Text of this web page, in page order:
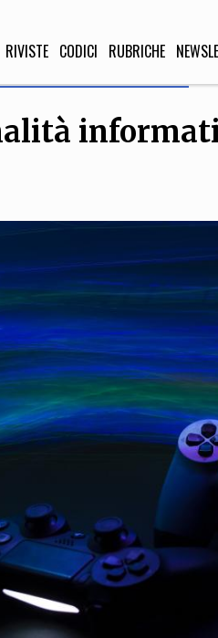
RIVISTE CODICI RUBRICHE
SOCIETÀ
STORIA E
Scienze storiche,
umanistiche,
FILODIRITTO REDAZIONE